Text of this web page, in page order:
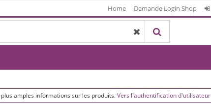
Home Demande Login Shop
amples informations sur les produits.Vers l'authentification d'utilisateur